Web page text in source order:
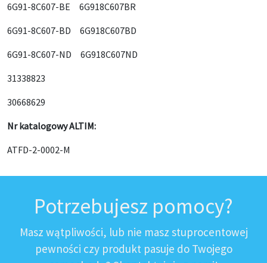
6G91-8C607-BE 6G918C607BR
6G91-8C607-BD 6G918C607BD
6G91-8C607-ND 6G918C607ND
31338823
30668629
Nr katalogowy ALTIM:
ATFD-2-0002-M
Potrzebujesz pomocy?
Masz wątpliwości, lub nie masz stuprocentowej
pewności czy produkt pasuje do Twojego